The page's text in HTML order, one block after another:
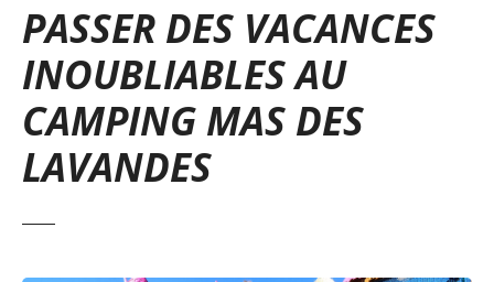
PASSER DES VACANCES
INOUBLIABLES AU
CAMPING MAS DES
LAVANDES